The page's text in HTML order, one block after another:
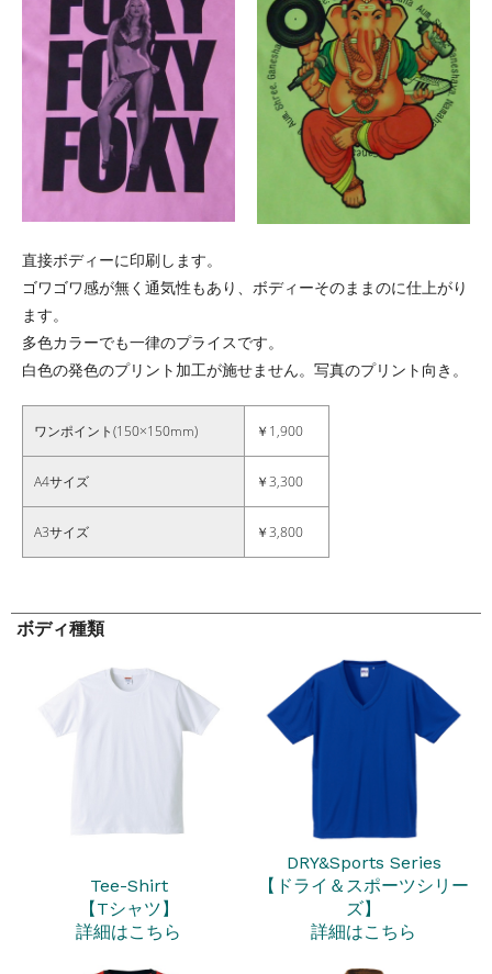
直接ボディーに印刷します。
ゴワゴワ感が無く通気性もあり、ボディーそのままのに仕上がり
ます。
多色カラーでも一律のプライスです。
白色の発色のプリント加工が施せません。写真のプリント向き。
ワンポイント(150×150mm) ￥1,900
A4サイズ ￥3,300
A3サイズ ￥3,800
ボディ種類
Tee-Shirt
【Tシャツ】
詳細はこちら
DRY&Sports Series
【ドライ＆スポーツシリー
ズ】
詳細はこちら